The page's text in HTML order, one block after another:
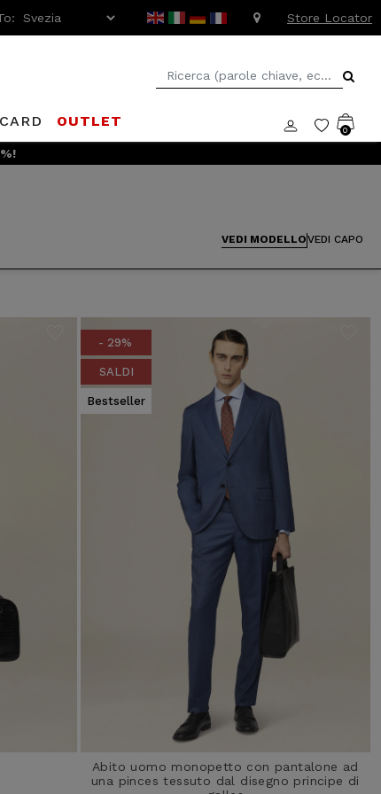
Store Locator
OUTLET
0
VEDI MODELLOVEDI CAPO
- 29%
SALDI
Bestseller
Abito uomo monopetto con pantalone ad
una pinces tessuto dal disegno principe di